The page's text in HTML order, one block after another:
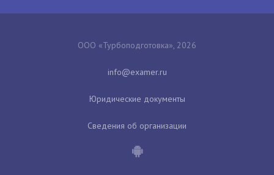
ООО «Турбоподготовка», 2026
Юридические документы
Сведения об организации